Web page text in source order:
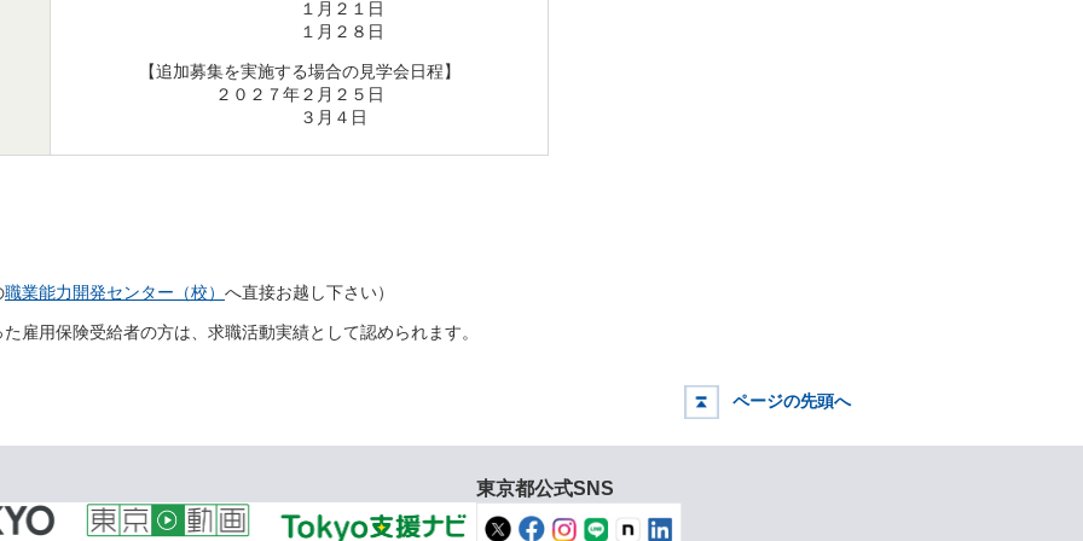
１月２１日
１月２８日
【追加募集を実施する場合の見学会日程】
２０２７年２月２５日
３月４日
職業能力開発センター（校） へ直接お越し下さい）
雇⽤保険受給者の⽅は、求職活動実績として認められます。
ページの先頭へ
東京都公式SNS